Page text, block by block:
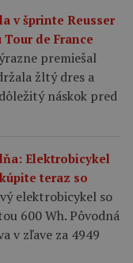
v šprinte Reusser
de France
premiešal
žltý dres a
náskok pred
Elektrobicykel
kúpite teraz so
elektrobicykel so
600 Wh. Pôvodná
v zľave za 4949